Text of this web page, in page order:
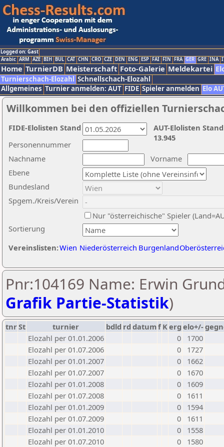
Logged on: Gast
Arabic ARM AZE BIH BUL CAT CHN CRO CZE DEN ENG ESP FAI FIN FRA GER GRE INA
Home TurnierDB Meisterschaft Foto-Galerie Meldekartei
Turnierschach-Elozahl Schnellschach-Elozahl
Allgemeines Turnier anmelden: AUT FIDE Spieler anmelden Elo
Willkommen bei den offiziellen
Nachname
Vorname
Ebene
Sortierung
Personennummer
Bundesland
Spgem./Kreis/Verein
Nur "österreichische" Spieler
Vereinslisten:Wien Niederösterreich Burgenland
AUT-Elolisten
13.945
FIDE-Elolisten Stand
Pnr:104169 Name: Erwin
Grafik Partie-Statistik)
tnrSt turnier bdld rd datumf Kerg elo+/-
Elozahl per 01.01.2006
0
1700
Elozahl per 01.07.2006
0
1727
Elozahl per 01.01.2007
0
1662
Elozahl per 01.07.2007
0
1670
Elozahl per 01.01.2008
0
1609
Elozahl per 01.07.2008
0
1611
Elozahl per 01.01.2009
0
1594
Elozahl per 01.07.2009
0
1611
Elozahl per 01.01.2010
0
1558
Elozahl per 01.07.2010
0
1580